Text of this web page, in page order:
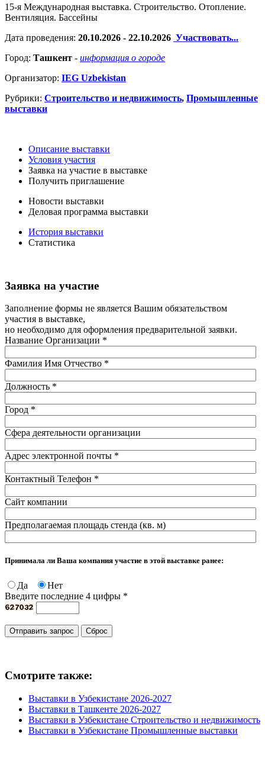
15-я Международная выставка. Cтроительство. Отопление.
Вентиляция. Бассейны
Дата проведения: 20.10.2026 - 22.10.2026 Участвовать...
Город: Ташкент - информация о городе
Организатор: IEG Uzbekistan
Рубрики: Строительство и недвижимость, Промышленные
выставки
Описание выставки
Условия участия
Заявка на участие в выставке
Получить приглашение
Новости выставки
Деловая программа выставки
История выставки
Статистика
Заявка на участие
Заполнение формы не является Вашим обязательством
участия в выставке,
но необходимо для оформления предварительной заявки.
Название Организации *
Фамилия Имя Отчество *
Должность *
Город *
Сфера деятельности организации
Адрес электронной почты *
Контактный Телефон *
Сайт компании
Предполагаемая площадь стенда (кв. м)
Принимала ли Ваша компания участие в этой выставке ранее:
Да
Нет
Введите последние 4 цифры *
Смотрите также:
Выставки в Узбекистане 2026-2027
Выставки в Ташкенте 2026-2027
Выставки в Узбекистане Строительство и недвижимость
Выставки в Узбекистане Промышленные выставки